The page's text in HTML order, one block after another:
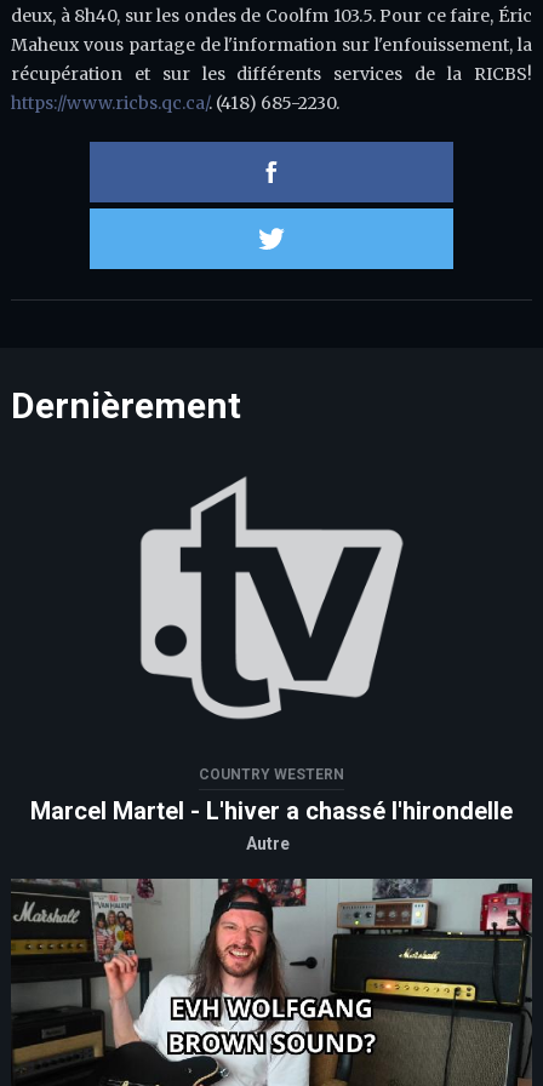
deux, à 8h40, sur les ondes de Coolfm 103.5. Pour ce faire, Éric
Maheux vous partage de l'information sur l'enfouissement, la
récupération et sur les différents services de la RICBS!
https://www.ricbs.qc.ca/. (418) 685-2230.
Dernièrement
COUNTRY WESTERN
Marcel Martel - L'hiver a chassé l'hirondelle
Autre